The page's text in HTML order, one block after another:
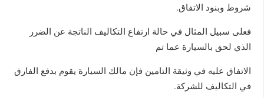
شروط وبنود الاتفاق.
فعلى سبيل المثال في حالة ارتفاع التكاليف الناتجة عن الضرر
الذي لحق بالسيارة عما تم
الاتفاق عليه في وثيقة التامين فإن مالك السيارة يقوم بدفع الفارق
في التكاليف للشركة.